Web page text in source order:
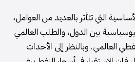
التي تتأثر بالعديد من العوامل،
بين الدول، والطلب العالمي
العالمي. وبالنظر إلى الأحداث